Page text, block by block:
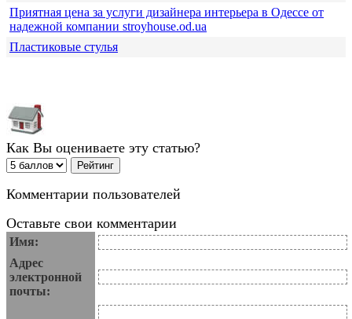
Приятная цена за услуги дизайнера интерьера в Одессе от
надежной компании stroyhouse.od.ua
Пластиковые стулья
Как Вы оцениваете эту статью?
Комментарии пользователей
Оставьте свои комментарии
Имя:
Адрес
электронной
почты: